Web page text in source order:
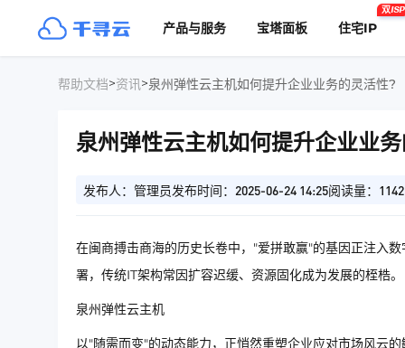
产品与服务 宝塔面板 住宅IP
双ISP
帮助文档>资讯>泉州弹性云主机如何提升企业业务的灵活性?
泉州弹性云主机如何提升企业业
发布人：管理员发布时间：2025-06-24 14:25阅读量：1142
在闽商搏击商海的历史长卷中，"爱拼敢赢"的基因正注入
署，传统IT架构常因扩容迟缓、资源固化成为发展的桎梏。
泉州弹性云主机
以"随需而变"的动态能力，正悄然重塑企业应对市场风云